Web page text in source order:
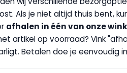
Als je niet altijd thuis bent,
afhalen in één van onze
artikel op voorraad? Vink
Betalen doe je eenvoudig